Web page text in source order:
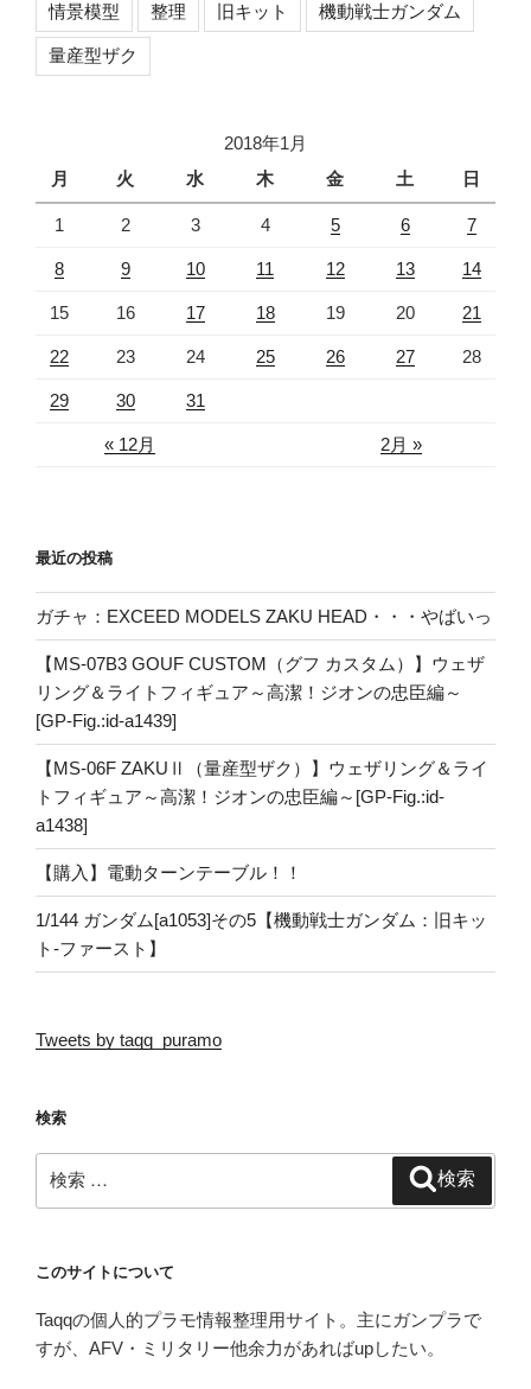
情景模型 整理 旧キット 機動戦士ガンダム
量産型ザク
2018年1月
月
火 水 木 金 土 日
« 12月 2月 »
1 2 3 4 5 6 7
8 9 10 11 12 13 14
15 16 17 18 19 20 21
22 23 24 25 26 27 28
29 30 31
最近の投稿
ガチャ：EXCEED MODELS ZAKU HEAD・・・やばいっ
【MS-07B3 GOUF CUSTOM（グフ カスタム）】ウェザ
リング＆ライトフィギュア～高潔！ジオンの忠臣編～
[GP-Fig.:id-a1439]
【MS-06F ZAKUⅡ（量産型ザク）】ウェザリング＆ライ
トフィギュア～高潔！ジオンの忠臣編～[GP-Fig.:id-
a1438]
【購入】電動ターンテーブル！！
1/144 ガンダム[a1053]その5【機動戦士ガンダム：旧キッ
ト-ファースト】
Tweets by taqq_puramo
検索
検
索:
検索
このサイトについて
Taqqの個人的プラモ情報整理用サイト。主にガンプラで
すが、AFV・ミリタリー他余力があればupしたい。